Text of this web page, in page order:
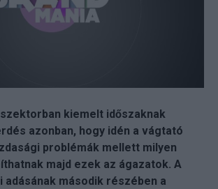
kiemelt időszaknak
azonban, hogy idén a vágtató
problémák mellett milyen
majd ezek az ágazatok. A
adásának második részében a